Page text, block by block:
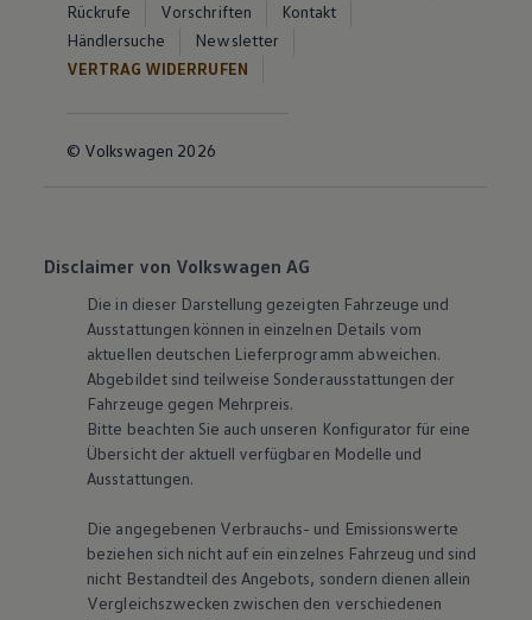
Rückrufe
Vorschriften
Kontakt
Händlersuche
Newsletter
VERTRAG WIDERRUFEN
© Volkswagen 2026
Disclaimer von Volkswagen AG
Die in dieser Darstellung gezeigten Fahrzeuge und
Ausstattungen können in einzelnen Details vom
aktuellen deutschen Lieferprogramm abweichen.
Abgebildet sind teilweise Sonderausstattungen der
Fahrzeuge gegen Mehrpreis.
Bitte beachten Sie auch unseren Konfigurator für eine
Übersicht der aktuell verfügbaren Modelle und
Ausstattungen.
Die angegebenen Verbrauchs- und Emissionswerte
beziehen sich nicht auf ein einzelnes Fahrzeug und sind
nicht Bestandteil des Angebots, sondern dienen allein
Vergleichszwecken zwischen den verschiedenen